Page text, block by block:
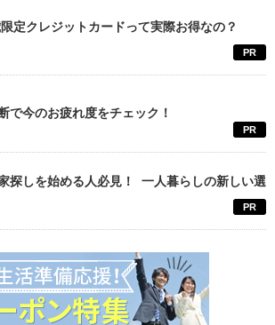
定クレジットカードって実際お得なの？
PR
で今のお疲れ度をチェック！
PR
探しを始める人必見！ 一人暮らしの新しい選
PR